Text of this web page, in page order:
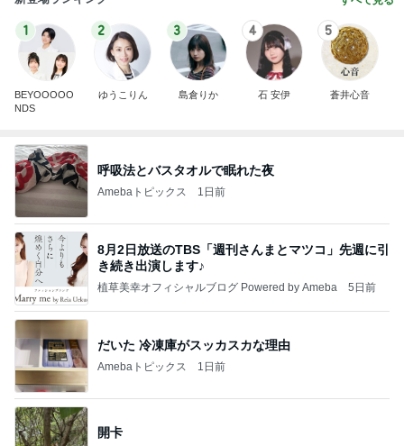
1
BEYOOOOO
NDS
2
ゆうこりん
3
島倉りか
4
石 安伊
5
蒼井心音
呼吸法とバスタオルで眠れた夜
Amebaトピックス 1日前
8月2日放送のTBS「週刊さんまとマツコ」先週に引
き続き出演します♪
植草美幸オフィシャルブログ Powered by Ameba 5日前
だいた 冷凍庫がスッカスカな理由
Amebaトピックス 1日前
開卡